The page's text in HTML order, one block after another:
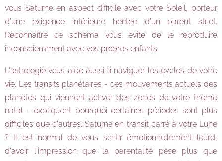
vous Saturne en aspect difficile avec votre Soleil, porteur
d'une exigence intérieure héritée d'un parent strict.
Reconnaître ce schéma vous évite de le reproduire
inconsciemment avec vos propres enfants.
L'astrologie vous aide aussi à naviguer les cycles de votre
vie. Les transits planétaires - ces mouvements actuels des
planètes qui viennent activer des zones de votre thème
natal - expliquent pourquoi certaines périodes sont plus
difficiles que d'autres. Saturne en transit carré à votre Lune
? Il est normal de vous sentir émotionnellement lourd,
d'avoir l'impression que la parentalité pèse plus que